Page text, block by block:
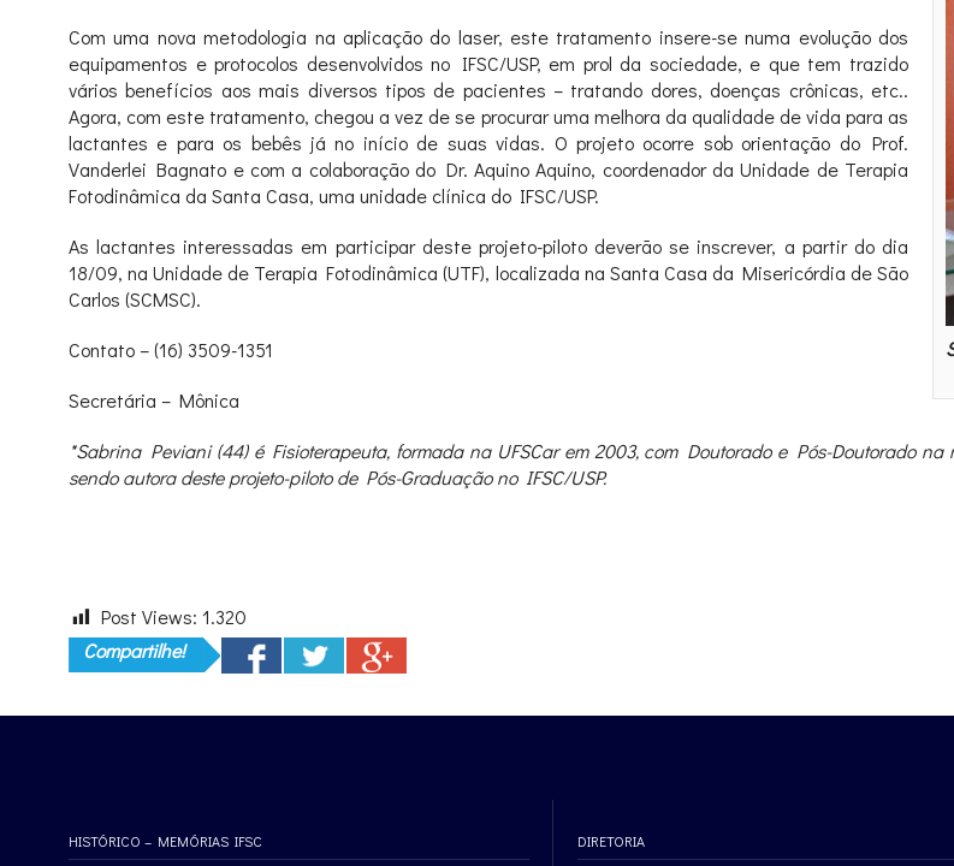
Com uma nova metodologia na aplicação do laser, este tratamento insere-se numa evolução dos
equipamentos e protocolos desenvolvidos no IFSC/USP, em prol da sociedade, e que tem trazido
vários benefícios aos mais diversos tipos de pacientes – tratando dores, doenças crônicas, etc..
Agora, com este tratamento, chegou a vez de se procurar uma melhora da qualidade de vida para as
lactantes e para os bebês já no início de suas vidas. O projeto ocorre sob orientação do Prof.
Vanderlei Bagnato e com a colaboração do Dr. Aquino Aquino, coordenador da Unidade de Terapia
Fotodinâmica da Santa Casa, uma unidade clínica do IFSC/USP.
As lactantes interessadas em participar deste projeto-piloto deverão se inscrever, a partir do dia
18/09, na Unidade de Terapia Fotodinâmica (UTF), localizada na Santa Casa da Misericórdia de São
Carlos (SCMSC).
Contato – (16) 3509-1351
Secretária – Mônica
*Sabrina Peviani (44) é Fisioterapeuta, formada na UFSCar em 2003, com Doutorado e Pós-Doutorado
sendo autora deste projeto-piloto de Pós-Graduação no IFSC/USP.
Post Views: 1.320
Compartilhe!
HISTÓRICO – MEMÓRIAS IFSC
DIRETORIA